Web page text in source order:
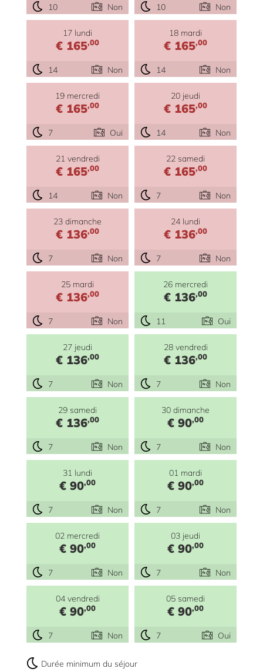
10 Non 10 Non
17 lundi
€ 165,00
14 Non
18 mardi
€ 165,00
14 Non
19 mercredi
€ 165,00
7 Oui
20 jeudi
€ 165,00
14 Non
21 vendredi
€ 165,00
14 Non
22 samedi
€ 165,00
7 Non
23 dimanche
€ 136,00
7 Non
24 lundi
€ 136,00
7 Non
25 mardi
€ 136,00
7 Non
26 mercredi
€ 136,00
11 Oui
27 jeudi
€ 136,00
7 Non
28 vendredi
€ 136,00
7 Non
29 samedi
€ 136,00
7 Non
30 dimanche
€ 90,00
7 Non
31 lundi
€ 90,00
7 Non
01 mardi
€ 90,00
7 Non
02 mercredi
€ 90,00
7 Non
03 jeudi
€ 90,00
7 Non
04 vendredi
€ 90,00
7 Non
05 samedi
€ 90,00
7 Oui
Durée minimum du séjour